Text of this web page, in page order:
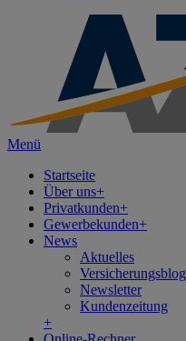
Menü
Startseite
Über uns+
Privatkunden+
Gewerbekunden+
News
Aktuelles
Versicherungsblog
Newsletter
Kundenzeitung
+